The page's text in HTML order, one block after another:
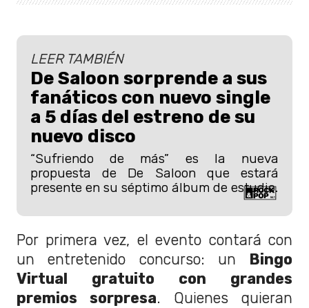
LEER TAMBIÉN
De Saloon sorprende a sus
fanáticos con nuevo single
a 5 días del estreno de su
nuevo disco
“Sufriendo de más” es la nueva
propuesta de De Saloon que estará
presente en su séptimo álbum de estudio.
Por primera vez, el evento contará con
un entretenido concurso: un Bingo
Virtual gratuito con grandes
premios sorpresa. Quienes quieran